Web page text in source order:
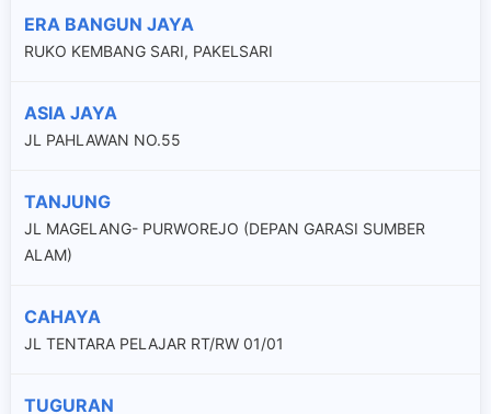
ERA BANGUN JAYA
RUKO KEMBANG SARI, PAKELSARI
ASIA JAYA
JL PAHLAWAN NO.55
TANJUNG
JL MAGELANG- PURWOREJO (DEPAN GARASI SUMBER
ALAM)
CAHAYA
JL TENTARA PELAJAR RT/RW 01/01
TUGURAN